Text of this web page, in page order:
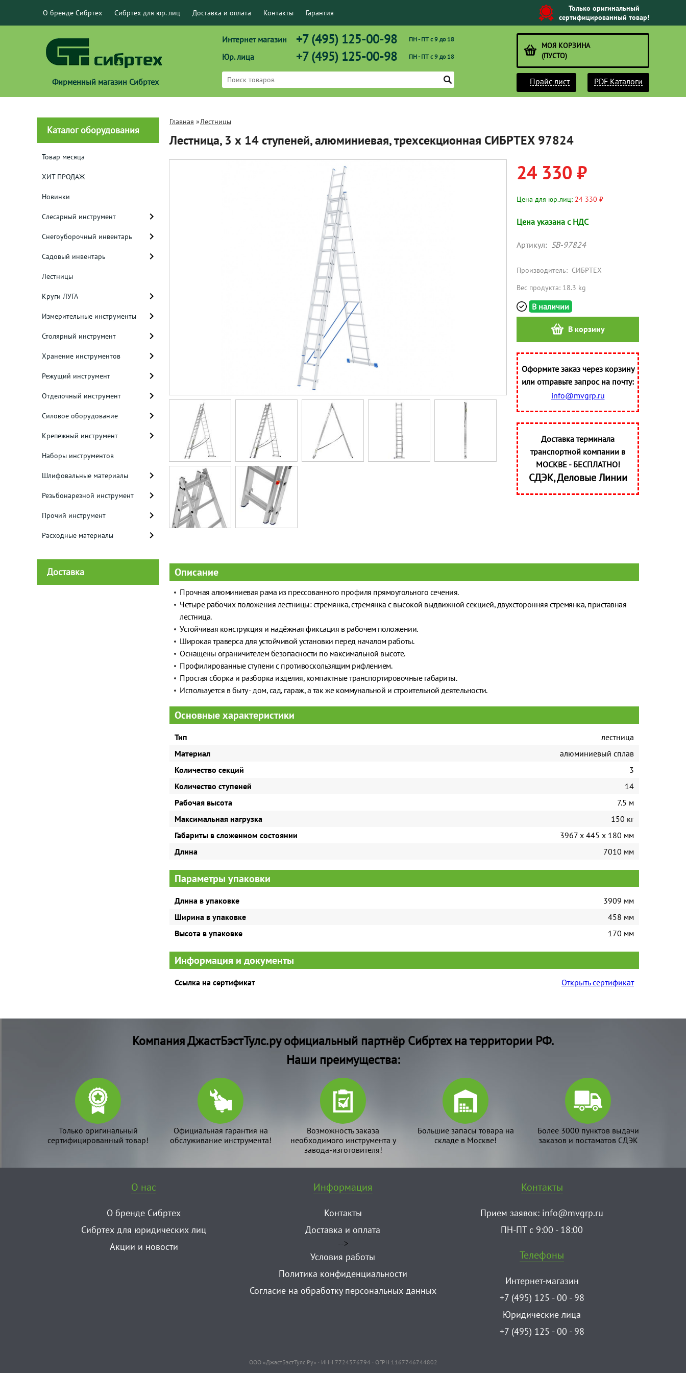
О бренде Сибртех Сибртех для юр. лиц Доставка и оплата Контакты Гарантия
Только оригинальный
сертифицированный товар!
Фирменный магазин Сибртех
Интернет магазин +7 (495) 125-00-98 ПН - ПТ с 9 до 18
Юр. лица +7 (495) 125-00-98 ПН - ПТ с 9 до 18
МОЯ КОРЗИНА
(ПУСТО)
Прайс-лист PDF Каталоги
Каталог оборудования
Товар месяца
ХИТ ПРОДАЖ
Новинки
Слесарный инструмент
Снегоуборочный инвентарь
Садовый инвентарь
Лестницы
Круги ЛУГА
Измерительные инструменты
Столярный инструмент
Хранение инструментов
Режущий инструмент
Отделочный инструмент
Силовое оборудование
Крепежный инструмент
Наборы инструментов
Шлифовальные материалы
Резьбонарезной инструмент
Прочий инструмент
Расходные материалы
Доставка
Главная »Лестницы
Лестница, 3 х 14 ступеней, алюминиевая, трехсекционная СИБРТЕХ 97824
24 330 ₽
Цена для юр.лиц: 24 330 ₽
Цена указана с НДС
Артикул: SB-97824
Производитель: СИБРТЕХ
Вес продукта: 18.3 kg
В наличии
В корзину
Оформите заказ через корзину
или отправьте запрос на почту:
info@mvgrp.ru
Доставка терминала
транспортной компании в
МОСКВЕ - БЕСПЛАТНО!
СДЭК, Деловые Линии
Описание
Прочная алюминиевая рама из прессованного профиля прямоугольного сечения.
Четыре рабочих положения лестницы: стремянка, стремянка с высокой выдвижной секцией, двухсторонняя стремянка, приставная
лестница.
Устойчивая конструкция и надёжная фиксация в рабочем положении.
Широкая траверса для устойчивой установки перед началом работы.
Оснащены ограничителем безопасности по максимальной высоте.
Профилированные ступени с противоскользящим рифлением.
Простая сборка и разборка изделия, компактные транспортировочные габариты.
Используется в быту - дом, сад, гараж, а так же коммунальной и строительной деятельности.
Основные характеристики
Тип
лестница
Материал
алюминиевый сплав
Количество секций
3
Количество ступеней
14
Рабочая высота
7.5 м
Максимальная нагрузка
150 кг
Габариты в сложенном состоянии
3967 х 445 х 180 мм
Длина
7010 мм
Параметры упаковки
Длина в упаковке
3909 мм
Ширина в упаковке
458 мм
Высота в упаковке
170 мм
Информация и документы
Ссылка на сертификат Открыть сертификат
Компания ДжастБэстТулс.ру официальный партнёр Сибртех на территории РФ.
Наши преимущества:
Только оригинальный
сертифицированный товар!
Официальная гарантия на
обслуживание инструмента!
Возможность заказа
необходимого инструмента у
завода-изготовителя!
Большие запасы товара на
складе в Москве!
Более 3000 пунктов выдачи
заказов и постаматов СДЭК
О нас
О бренде Сибртех
Сибртех для юридических лиц
Акции и новости
Информация
Контакты
Доставка и оплата
-->
Условия работы
Политика конфиденциальности
Согласие на обработку персональных данных
Контакты
Прием заявок: info@mvgrp.ru
ПН-ПТ с 9:00 - 18:00
Телефоны
Интернет-магазин
+7 (495) 125 - 00 - 98
Юридические лица
+7 (495) 125 - 00 - 98
ООО «ДжастБэстТулс.Ру» · ИНН 7724376794 · ОГРН 1167746744802